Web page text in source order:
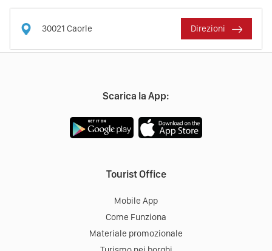
30021 Caorle Direzioni
Scarica la App:
Tourist Office
Mobile App
Come Funziona
Materiale promozionale